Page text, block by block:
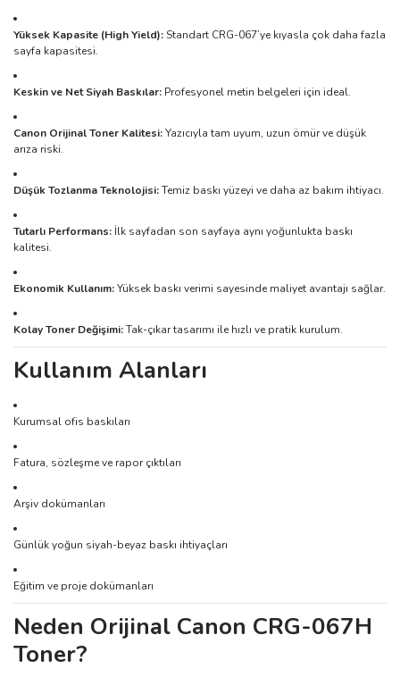
Yüksek Kapasite (High Yield):Standart CRG-067’ye kıyasla çok daha fazla
sayfa kapasitesi.
Keskin ve Net Siyah Baskılar: Profesyonel metin belgeleri için ideal.
Canon Orijinal Toner Kalitesi:Yazıcıyla tam uyum, uzun ömür ve düşük
arıza riski.
Düşük Tozlanma Teknolojisi:Temiz baskı yüzeyi ve daha az bakım ihtiyacı.
Tutarlı Performans: İlk sayfadan son sayfaya aynı yoğunlukta baskı
kalitesi.
Ekonomik Kullanım:Yüksek baskı verimi sayesinde maliyet avantajı sağlar.
Kolay Toner Değişimi:Tak-çıkar tasarımı ile hızlı ve pratik kurulum.
Kullanım Alanları
Kurumsal ofis baskıları
Fatura, sözleşme ve rapor çıktıları
Arşiv dokümanları
Günlük yoğun siyah-beyaz baskı ihtiyaçları
Eğitim ve proje dokümanları
Neden Orijinal Canon CRG-067H
Toner?